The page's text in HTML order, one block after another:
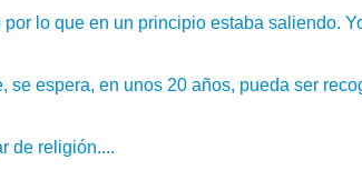
lo que en un principio estaba saliendo.
se espera, en unos 20 años, pueda ser
de religión....